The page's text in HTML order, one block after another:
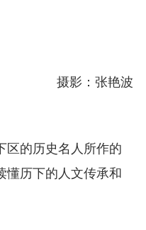
摄影：张艳波
区的历史名人所作的
懂历下的人文传承和